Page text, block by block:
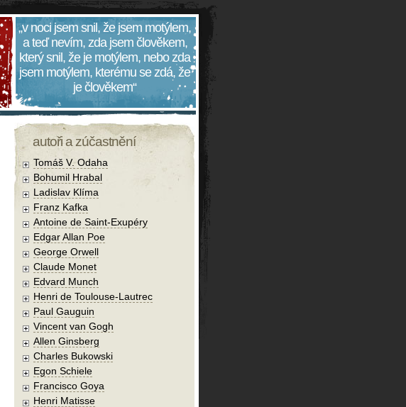
„v noci jsem snil, že jsem motýlem,
a teď nevím, zda jsem člověkem,
který snil, že je motýlem, nebo zda
jsem motýlem, kterému se zdá, že
je člověkem“
autoři a zúčastnění
Tomáš V. Odaha
Bohumil Hrabal
Ladislav Klíma
Franz Kafka
Antoine de Saint-Exupéry
Edgar Allan Poe
George Orwell
Claude Monet
Edvard Munch
Henri de Toulouse-Lautrec
Paul Gauguin
Vincent van Gogh
Allen Ginsberg
Charles Bukowski
Egon Schiele
Francisco Goya
Henri Matisse